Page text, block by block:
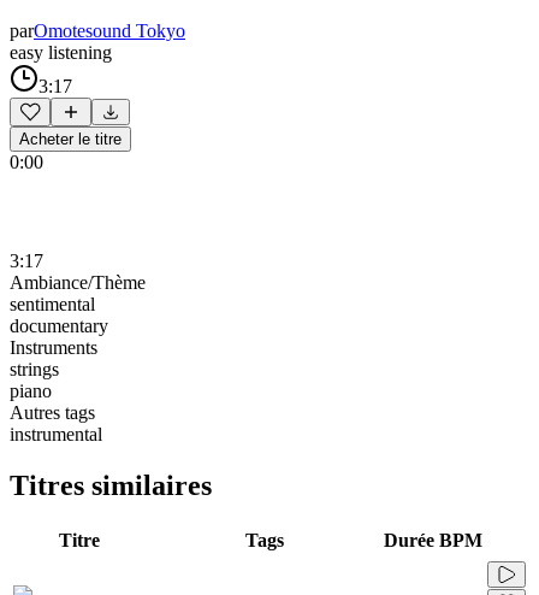
parOmotesound Tokyo
easy listening
3:17
Acheter le titre
0:00
3:17
Ambiance/Thème
sentimental
documentary
Instruments
strings
piano
Autres tags
instrumental
Titres similaires
Titre Tags Durée BPM